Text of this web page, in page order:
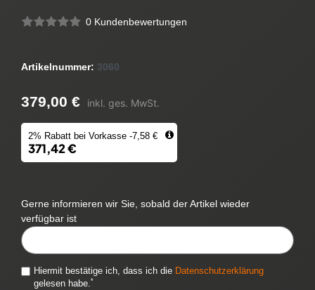
0 Kundenbewertungen
Artikelnummer: 3060
379,00 € inkl. ges. MwSt.
2% Rabatt bei Vorkasse -7,58 €
371,42 €
Gerne informieren wir Sie, sobald der Artikel wieder
verfügbar ist
Hiermit bestätige ich, dass ich die Daten­schutz­erklärung
gelesen habe.*